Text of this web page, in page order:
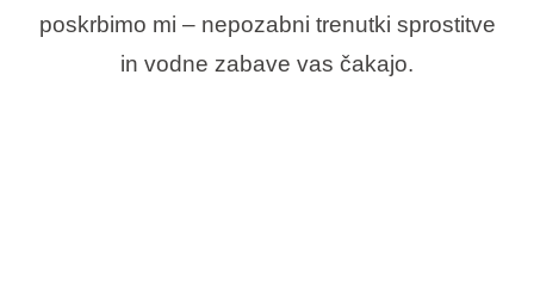
poskrbimo mi – nepozabni trenutki sprostitve
in vodne zabave vas čakajo.